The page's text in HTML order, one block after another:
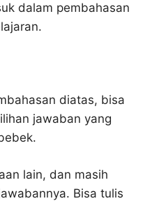
dalam pembahasan
diatas, bisa
jawaban yang
lain, dan masih
Bisa tulis